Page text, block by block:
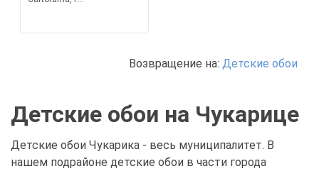
Возвращение на: Детские обои
Детские обои на Чукарице
Детские обои Чукарика - весь муниципалитет. В
нашем подрайоне детские обои в части города